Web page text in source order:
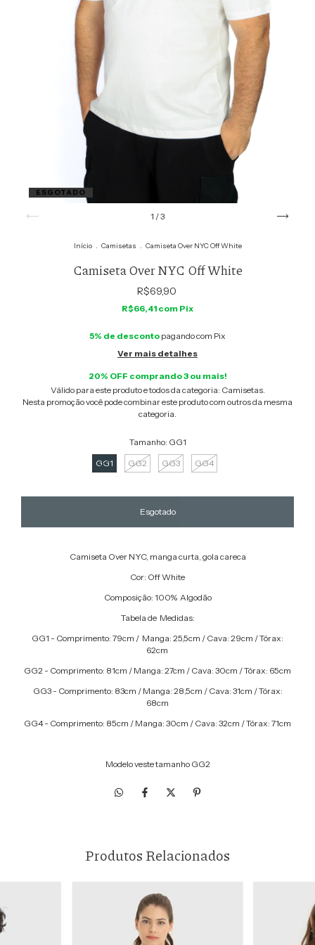
ESGOTADO
1 /3
Início . Camisetas . Camiseta Over NYC Off White
Camiseta Over NYC Off White
R$69,90
R$66,41 com Pix
5% de desconto pagando com Pix
Ver mais detalhes
20% OFF comprando 3 ou mais!
Válido para este produto e todos da categoria: Camisetas.
Nesta promoção você pode combinar este produto com outros da mesma
categoria.
Tamanho: GG1
GG1
GG2 GG3 GG4
Camiseta Over NYC, manga curta, gola careca
Cor: Off White
Composição: 100% Algodão
Tabela de Medidas:
GG1 - Comprimento: 79cm / Manga: 25,5cm / Cava: 29cm / Tórax:
62cm
GG2 - Comprimento: 81cm / Manga: 27cm / Cava: 30cm / Tórax: 65cm
GG3 - Comprimento: 83cm / Manga: 28,5cm / Cava: 31cm / Tórax:
68cm
GG4 - Comprimento: 85cm / Manga: 30cm / Cava: 32cm / Tórax: 71cm
Modelo veste tamanho GG2
Produtos Relacionados